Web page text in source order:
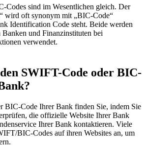
Codes sind im Wesentlichen gleich. Der
wird oft synonym mit „BIC-Code“
Identification Code steht. Beide werden
und Finanzinstituten bei
verwendet.
SWIFT-Code oder BIC-
BIC-Code Ihrer Bank finden Sie, indem Sie
die offizielle Website Ihrer Bank
Ihrer Bank kontaktieren. Viele
BIC-Codes auf ihren Websites an, um